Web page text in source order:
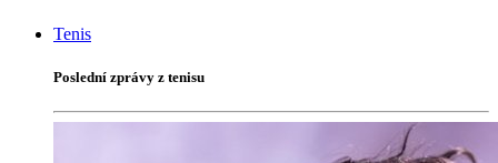
Tenis
Poslední zprávy z tenisu